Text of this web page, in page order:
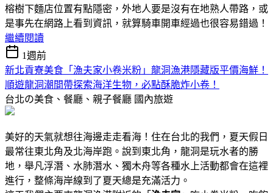
榕樹下麵店位置有點隱密，外地人要是沒有在地熟人帶路，或
是事先在網路上看到資訊，就算騎車開車經過也很容易錯過！
繼續閱讀
1週前
新北貢寮美食「漁夫家小卷米粉」龍洞漁港隱藏版平價海鮮！
順遊龍洞潮間帶探索海洋生物，必點酥脆炸小卷！
台北の美食、餐廳、親子餐廳 國內旅遊
美好的天氣就想往海邊走走看海！住在台北的我們，夏天假日
最常往東北角及北海岸跑。說到東北角，龍洞是玩水者的勝
地，舉凡浮潛、水肺潛水、獨木舟等各種水上活動都會在這裡
進行，整條海岸線到了夏天總是充滿活力。